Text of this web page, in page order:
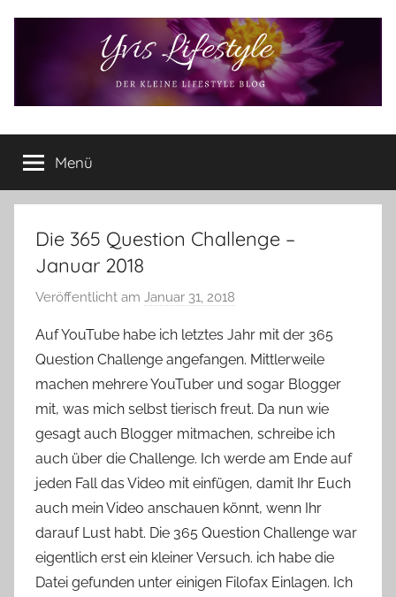
Yvis
Lifestyle
Lifestyle
Blog
–
Lifestyle,
Rezensionen,
Produkttests
und
mehr
Menü
Die 365 Question Challenge –
Januar 2018
Veröffentlicht am Januar 31, 2018
n
Y
v
o
n
n
e
Auf YouTube habe ich letztes Jahr mit der 365
Question Challenge angefangen. Mittlerweile
machen mehrere YouTuber und sogar Blogger
mit, was mich selbst tierisch freut. Da nun wie
gesagt auch Blogger mitmachen, schreibe ich
auch über die Challenge. Ich werde am Ende auf
jeden Fall das Video mit einfügen, damit Ihr Euch
auch mein Video anschauen könnt, wenn Ihr
darauf Lust habt. Die 365 Question Challenge war
eigentlich erst ein kleiner Versuch. ich habe die
Datei gefunden unter einigen Filofax Einlagen. Ich